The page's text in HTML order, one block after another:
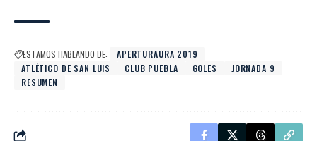
ESTAMOS HABLANDO DE:
APERTURAURA 2019
ATLÉTICO DE SAN LUIS
CLUB PUEBLA GOLES
JORNADA 9
RESUMEN